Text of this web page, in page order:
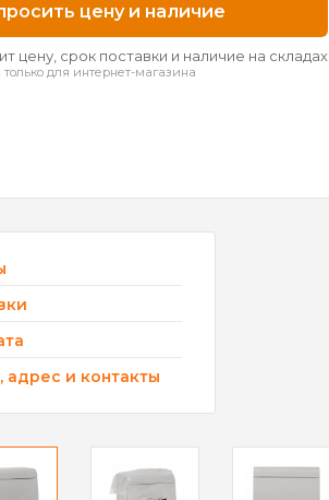
цену и наличие
цену, срок поставки и наличие на складах
для интернет-магазина
адрес и контакты